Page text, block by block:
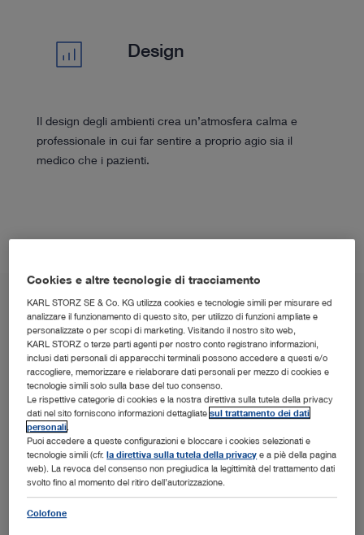
Design
Il design degli ambienti crea un’atmosfera calma e
professionale in cui far sentire a proprio agio sia il
medico che i pazienti.
IN EVIDENZA
OFFICE1 in evidenza
OFFICE1 rappresenta una soluzione di arredo
modulare che ottimizza la struttura, il work flow e la
Cookies e altre tecnologie di tracciamento
KARL STORZ SE & Co. KG utilizza cookies e tecnologie simili per misurare ed
analizzare il funzionamento di questo sito, per utilizzo di funzioni ampliate e
personalizzate o per scopi di marketing. Visitando il nostro sito web,
KARL STORZ o terze parti agenti per nostro conto registrano informazioni,
inclusi dati personali di apparecchi terminali possono accedere a questi e/o
raccogliere, memorizzare e rielaborare dati personali per mezzo di cookies e
tecnologie simili solo sulla base del tuo consenso.
Le rispettive categorie di cookies e la nostra direttiva sulla tutela della privacy
dati nel sito forniscono informazioni dettagliatesul trattamento dei dati
personali
Puoi accedere a queste configurazioni e bloccare i cookies selezionati e
tecnologie simili (cfr.la direttiva sulla tutela della privacy e a piè della pagina
web). La revoca del consenso non pregiudica la legittimità del trattamento dati
svolto fino al momento del ritiro dell’autorizzazione.
Colofone